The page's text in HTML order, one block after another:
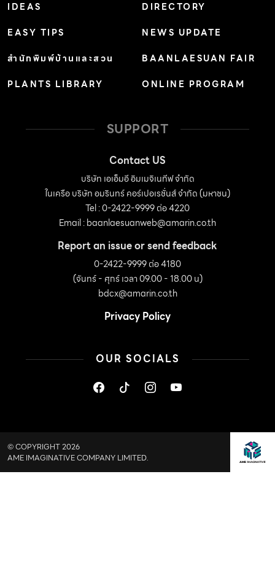
IDEAS
EASY TIPS
สำนักพิมพ์บ้านและสวน
PLANTS LIBRARY
DIRECTORY
NEWS UPDATE
BAANLAESUAN FAIR
ONLINE PROGRAM
SUPPORT
Contact US
บริษัท เอเอ็มอี อิมเมจิเนทีฟ จำกัด
ในเครือ บริษัท อมรินทร์ คอร์เปอเรชั่นส์ จำกัด (มหาชน)
Tel : 0-2422-9999 ต่อ 4220
Email :baanlaesuanweb@amarin.co.th
Report an issue or send feedback
0-2422-9999 ต่อ 4180
(จันทร์ - ศุกร์ เวลา 09.00 - 18.00 น)
bdcx@amarin.co.th
Privacy Policy
OUR SOCIALS
© COPYRIGHT 2026
AME IMAGINATIVE COMPANY LIMITED.